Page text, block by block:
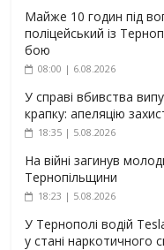
Майже 10 годин під
поліцейський із
бою
08:00 | 6.08.2026
У справі вбивства
крапку: апеляцію
18:35 | 5.08.2026
На війні загинув
Тернопільщини
18:23 | 5.08.2026
У Тернополі водій
у стані наркотичного